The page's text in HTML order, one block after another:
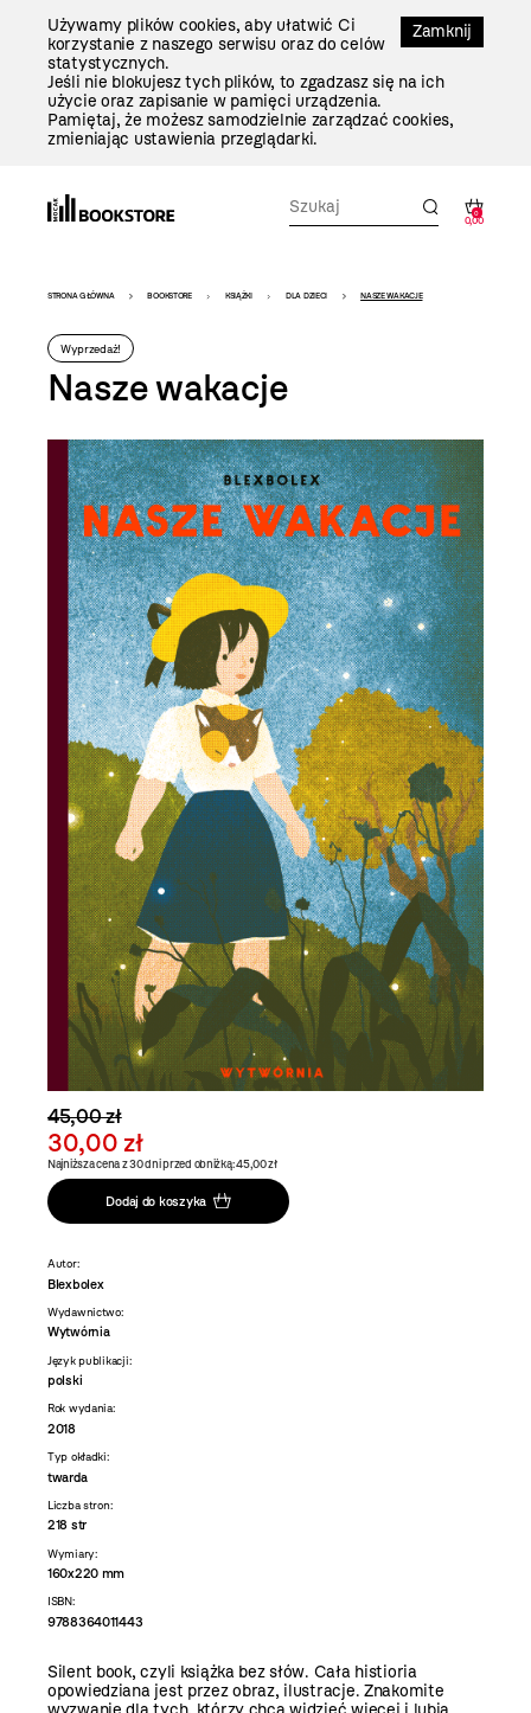
Zamknij
Używamy plików cookies, aby ułatwić Ci
korzystanie z naszego serwisu oraz do celów
statystycznych.
Jeśli nie blokujesz tych plików, to zgadzasz się na ich
użycie oraz zapisanie w pamięci urządzenia.
Pamiętaj, że możesz samodzielnie zarządzać cookies,
zmieniając ustawienia przeglądarki.
0
0,00
Bookstore
-
szablon
szczegóły
STRONA GŁÓWNA BOOKSTORE KSIĄŻKI DLA DZIECI NASZE WAKACJE
Wyprzedaż!
Nasze wakacje
45,00 zł
30,00 zł
Najniższa cena z 30 dni przed obniżką: 45,00 zł
Dodaj do koszyka
Autor:
Blexbolex
Wydawnictwo:
Wytwórnia
Język publikacji:
polski
Rok wydania:
2018
Typ okładki:
twarda
Liczba stron:
218 str
Wymiary:
160x220 mm
ISBN:
9788364011443
Silent book, czyli książka bez słów. Cała histioria
opowiedziana jest przez obraz, ilustracje. Znakomite